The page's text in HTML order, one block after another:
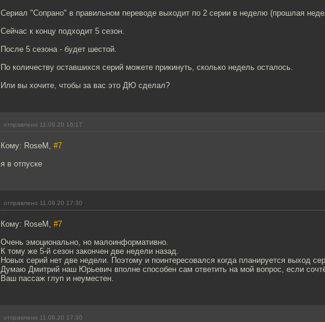
Сериал "Сопрано" в правильном переводе выходит по 2 серии в неделю (прошлая
Сейчас к концу подходит 5 сезон.
После 5 сезона - будет шестой.
По количеству оставшихся серий можете прикинуть, сколько недель осталось.
Или вы хочите, чтобы за вас это ДЮ сделал?
отправлено 11.09.20 16:17
Кому: RoseM, #7
я в отпуске
отправлено 11.09.20 17:30
Кому: RoseM, #7
Очень эмоционально, но малоинформативно.
К тому же 5-й сезон закончен две недели назад.
Новых серий нет две недели. Поэтому и поинтересовался когда планируется выход
Думаю Дмитрий наш Юрьевич вполне способен сам ответить на мой вопрос, если
Ваш пассаж глуп и неуместен.
отправлено 11.09.20 17:30